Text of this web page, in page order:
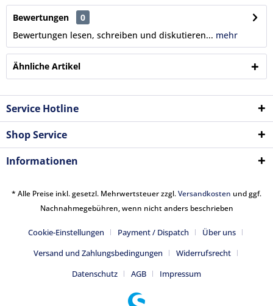
Bewertungen
0
Bewertungen lesen, schreiben und diskutieren... mehr
Ähnliche Artikel
Service Hotline
Shop Service
Informationen
* Alle Preise inkl. gesetzl. Mehrwertsteuer zzgl.Versandkosten und ggf.
Nachnahmegebühren, wenn nicht anders beschrieben
Cookie-Einstellungen Payment / Dispatch
Über uns
Versand und Zahlungsbedingungen
Widerrufsrecht
Datenschutz
AGB Impressum